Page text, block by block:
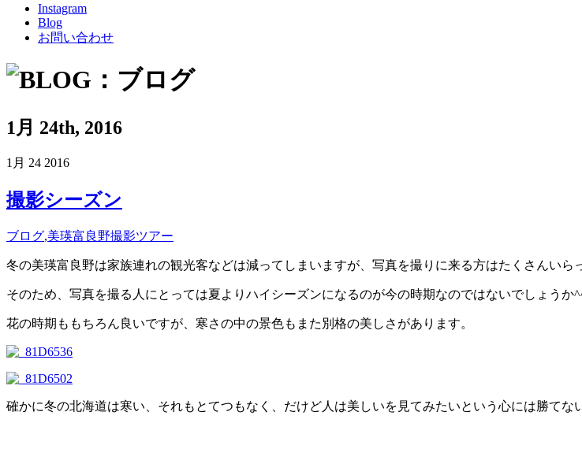
Instagram
Blog
お問い合わせ
1月 24th, 2016
1月 24 2016
撮影シーズン
ブログ,美瑛富良野撮影ツアー
冬の美瑛富良野は家族連れの観光客などは減ってしまいますが、写真を撮りに来る方はたくさんいら
そのため、写真を撮る人にとっては夏よりハイシーズンになるのが今の時期なのではないでしょうか
花の時期ももちろん良いですが、寒さの中の景色もまた別格の美しさがあります。
確かに冬の北海道は寒い、それもとてつもなく、だけど人は美しいを見てみたいという心には勝てな